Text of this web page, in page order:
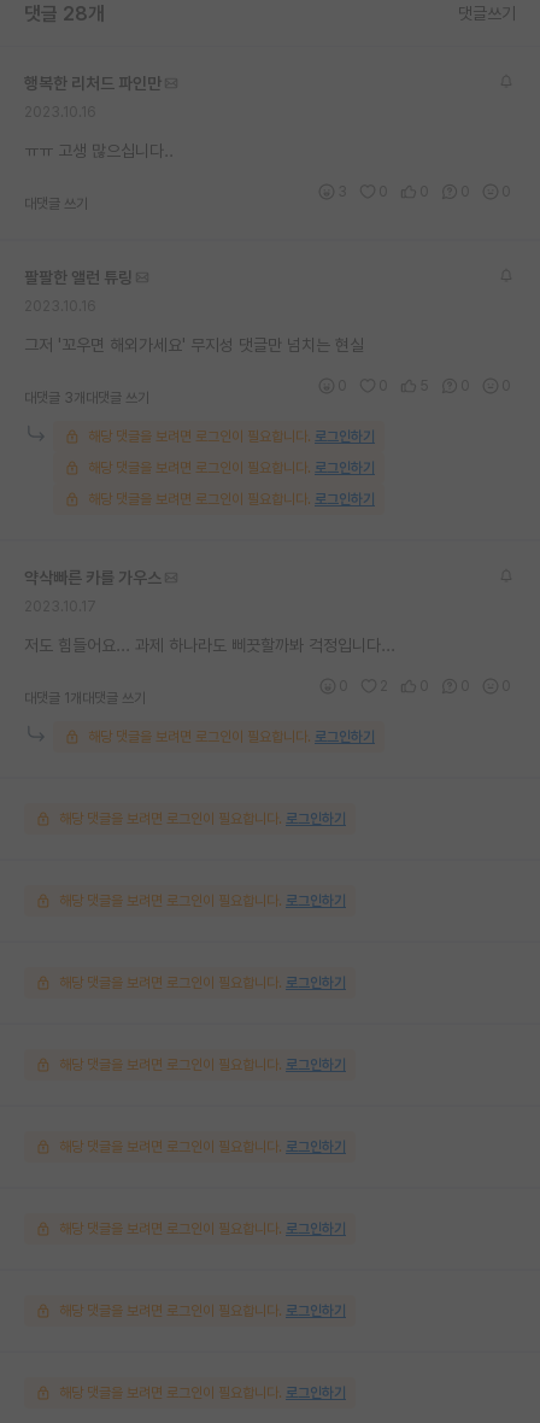
댓글 28개 댓글쓰기
행복한 리처드 파인만
ㅠㅠ 고생 많으십니다..
대댓글 쓰기
팔팔한 앨런 튜링
그저 '꼬우면 해외가세요' 무지성 댓글만 넘치는 현실
대댓글 3개 대댓글 쓰기
해당 댓글을 보려면 로그인이 필요합니다. 로그인하기
해당 댓글을 보려면 로그인이 필요합니다. 로그인하기
해당 댓글을 보려면 로그인이 필요합니다. 로그인하기
약삭빠른 카를 가우스
저도 힘들어요... 과제 하나라도 삐끗할까봐 걱정입니다...
대댓글 1개 대댓글 쓰기
해당 댓글을 보려면 로그인이 필요합니다. 로그인하기
해당 댓글을 보려면 로그인이 필요합니다. 로그인하기
해당 댓글을 보려면 로그인이 필요합니다. 로그인하기
해당 댓글을 보려면 로그인이 필요합니다. 로그인하기
해당 댓글을 보려면 로그인이 필요합니다. 로그인하기
해당 댓글을 보려면 로그인이 필요합니다. 로그인하기
해당 댓글을 보려면 로그인이 필요합니다. 로그인하기
해당 댓글을 보려면 로그인이 필요합니다. 로그인하기
해당 댓글을 보려면 로그인이 필요합니다. 로그인하기